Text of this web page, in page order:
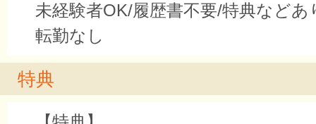
未経験者OK/履歴書不要/特典などあ
転勤なし
特典